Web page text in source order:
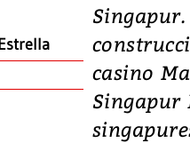
casino
Singapur